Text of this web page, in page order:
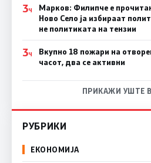
3Ч
Марков: Филипче е
Ново Село ја избираат
не политиката на тензии
3Ч
Вкупно 18 пожари на
часот, два се активни
ПРИКАЖИ УШТЕ
РУБРИКИ
ЕКОНОМИЈА